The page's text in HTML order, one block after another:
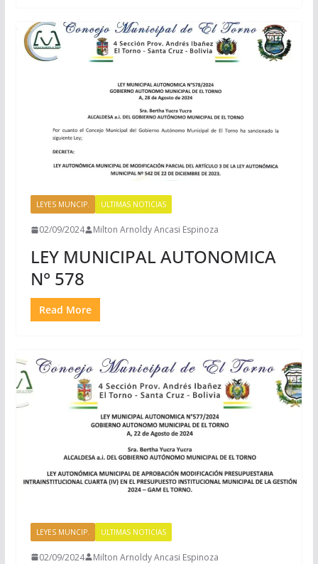
LEYES MUNCIP. ULTIMAS NOTICIAS
02/09/2024 Milton Arnoldy Ancasi Espinoza
LEY MUNICIPAL AUTONOMICA
N° 578
Read More
LEYES MUNCIP. ULTIMAS NOTICIAS
02/09/2024 Milton Arnoldy Ancasi Espinoza